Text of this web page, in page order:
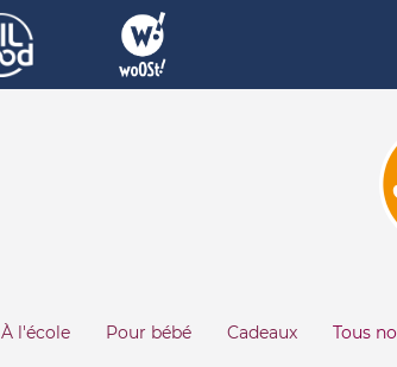
À l'école Pour bébé Cadeaux Tous